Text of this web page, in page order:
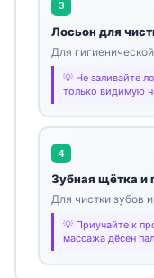
3
Лосьон для
Для
Не заливайте
только видимую
4
Зубная щётка и
Для чистки зубов
Приучайте к
массажа дёсен